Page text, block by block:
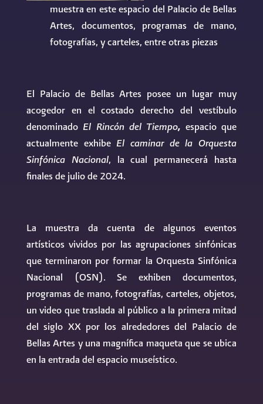
muestra en este espacio del Palacio de Bellas
Artes, documentos, programas de mano,
fotografías, y carteles, entre otras piezas
El Palacio de Bellas Artes posee un lugar muy
acogedor en el costado derecho del vestíbulo
denominado El Rincón del Tiempo, espacio que
actualmente exhibe El caminar de la Orquesta
Sinfónica Nacional, la cual permanecerá hasta
finales de julio de 2024.
La muestra da cuenta de algunos eventos
artísticos vividos por las agrupaciones sinfónicas
que terminaron por formar la Orquesta Sinfónica
Nacional (OSN). Se exhiben documentos,
programas de mano, fotografías, carteles, objetos,
un video que traslada al público a la primera mitad
del siglo XX por los alrededores del Palacio de
Bellas Artes y una magnífica maqueta que se ubica
en la entrada del espacio museístico.